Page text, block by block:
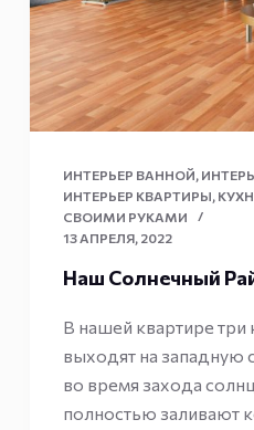
ИНТЕРЬЕР ВАННОЙ,
ИНТЕРЬЕР КВАРТИРЫ,
СВОИМИ РУКАМИ
13 АПРЕЛЯ, 2022
Наш Солнечный
В нашей квартире три
выходят на западную
во время захода
полностью заливают